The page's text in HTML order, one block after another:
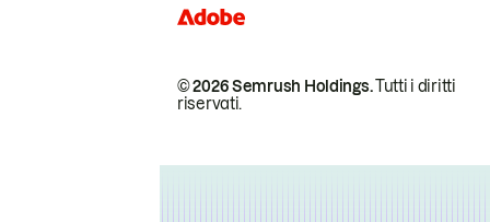
© 2026 Semrush Holdings.Tutti i diritti
riservati.